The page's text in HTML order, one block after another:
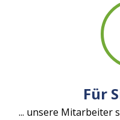
Für
... unsere Mitarbeiter